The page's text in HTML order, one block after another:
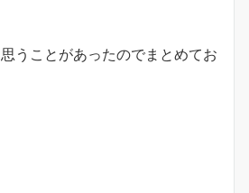
うことがあったのでまとめてお